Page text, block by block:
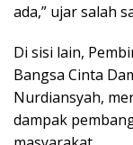
ada,” ujar salah
Di sisi lain,
Bangsa Cinta
Nurdiansyah,
dampak